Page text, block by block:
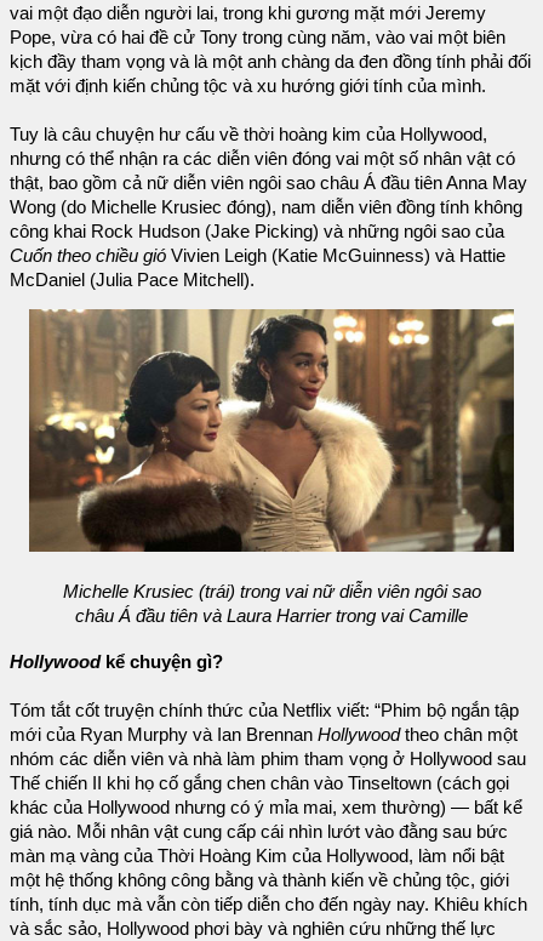
vai một đạo diễn người lai, trong khi gương mặt mới Jeremy
Pope, vừa có hai đề cử Tony trong cùng năm, vào vai một biên
kịch đầy tham vọng và là một anh chàng da đen đồng tính phải đối
mặt với định kiến chủng tộc và xu hướng giới tính của mình.
Tuy là câu chuyện hư cấu về thời hoàng kim của Hollywood,
nhưng có thể nhận ra các diễn viên đóng vai một số nhân vật có
thật, bao gồm cả nữ diễn viên ngôi sao châu Á đầu tiên Anna May
Wong (do Michelle Krusiec đóng), nam diễn viên đồng tính không
công khai Rock Hudson (Jake Picking) và những ngôi sao của
Cuốn theo chiều gió Vivien Leigh (Katie McGuinness) và Hattie
McDaniel (Julia Pace Mitchell).
Michelle Krusiec (trái) trong vai nữ diễn viên ngôi sao
châu Á đầu tiên và Laura Harrier trong vai Camille
Hollywoodkể chuyện gì?
Tóm tắt cốt truyện chính thức của Netflix viết: “Phim bộ ngắn tập
mới của Ryan Murphy và Ian Brennan Hollywoodtheo chân một
nhóm các diễn viên và nhà làm phim tham vọng ở Hollywood sau
Thế chiến II khi họ cố gắng chen chân vào Tinseltown (cách gọi
khác của Hollywood nhưng có ý mỉa mai, xem thường) — bất kể
giá nào. Mỗi nhân vật cung cấp cái nhìn lướt vào đằng sau bức
màn mạ vàng của Thời Hoàng Kim của Hollywood, làm nổi bật
một hệ thống không công bằng và thành kiến về chủng tộc, giới
tính, tính dục mà vẫn còn tiếp diễn cho đến ngày nay. Khiêu khích
và sắc sảo, Hollywood phơi bày và nghiên cứu những thế lực